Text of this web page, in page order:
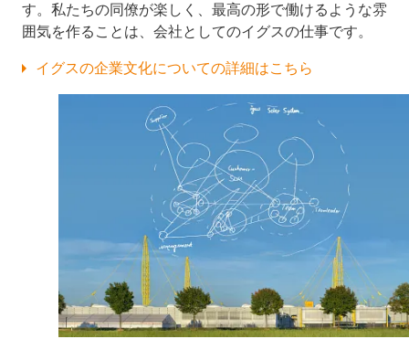
す。私たちの同僚が楽しく、最高の形で働けるような雰
囲気を作ることは、会社としてのイグスの仕事です。
イグスの企業文化についての詳細はこちら